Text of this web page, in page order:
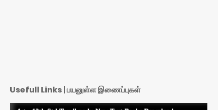
Usefull Links | பயனுள்ள இணைப்புகள்